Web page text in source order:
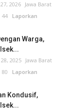
2026
Jawa Barat
44 Laporkan
Warga,
2025 Jawa Barat
80 Laporkan
Kondusif,